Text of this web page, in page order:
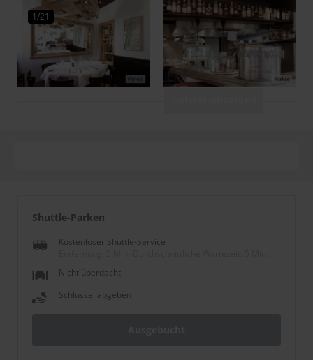
1/21
Shuttle-Parken
Kostenloser Shuttle-Service
Nicht überdacht
Schlüssel abgeben